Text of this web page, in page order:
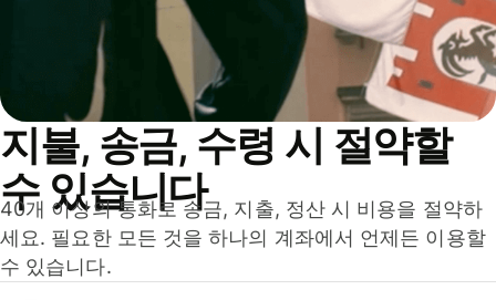
지불, 송금, 수령 시 절약할
수 있습니다
40개 이상의 통화로 송금, 지출, 정산 시 비용을 절약하
세요. 필요한 모든 것을 하나의 계좌에서 언제든 이용할
수 있습니다.